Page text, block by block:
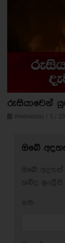
රුසියාවෙන්
Wednesday / 5 /
ඔබේ